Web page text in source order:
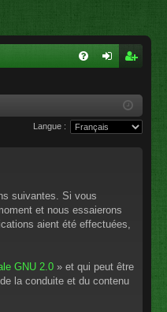
xi
cri
pti
Langue :
suivantes. Si vous
et nous essaierons
aient été effectuées,
GNU 2.0 » et qui peut être
la conduite et du contenu